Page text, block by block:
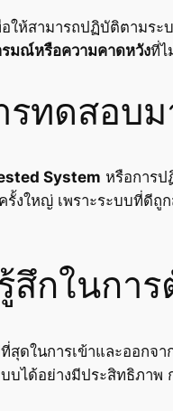
อให้สามารถปฏิบัติตาม
รมณ์หรือความคาดหวังที่ไ
ทดสอบ
System หรือการ
งใหญ่ เพราะระบบที่ดี
สึกในกา
ในการเข้าและออกจ
บได้อย่างมีประสิทธิภา